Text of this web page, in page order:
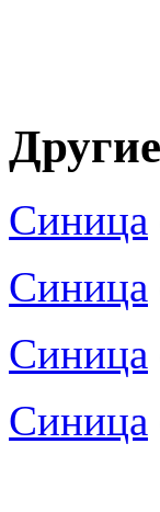
Синица
Синица
Синица
Синица